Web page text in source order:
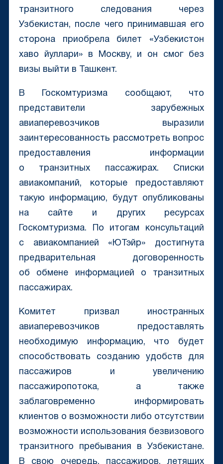
транзитного следования через
Узбекистан, после чего принимавшая его
сторона приобрела билет «Узбекистон
хаво йуллари» в Москву, и он смог без
визы выйти в Ташкент.
В Госкомтуризма сообщают, что
представители зарубежных
авиаперевозчиков выразили
заинтересованность рассмотреть вопрос
предоставления информации
о транзитных пассажирах. Списки
авиакомпаний, которые предоставляют
такую информацию, будут опубликованы
на сайте и других ресурсах
Госкомтуризма. По итогам консультаций
с авиакомпанией «ЮТэйр» достигнута
предварительная договоренность
об обмене информацией о транзитных
пассажирах.
Комитет призвал иностранных
авиаперевозчиков предоставлять
необходимую информацию, что будет
способствовать созданию удобств для
пассажиров и увеличению
пассажиропотока, а также
заблаговременно информировать
клиентов о возможности либо отсутствии
возможности использования безвизового
транзитного пребывания в Узбекистане.
В свою очередь, пассажиров, летящих